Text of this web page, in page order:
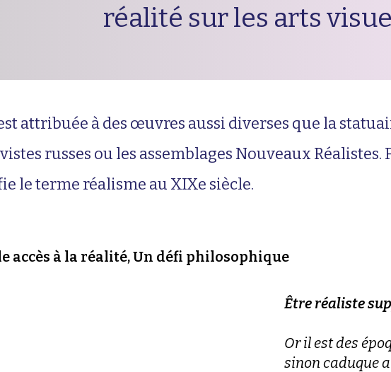
réalité sur les arts
attribuée à des œuvres aussi diverses que la
russes ou les assemblages Nouveaux Réalistes.
le terme réalisme au XIXe siècle.
Être réaliste
Or il est des
sinon caduque
accès à la réalité, Un défi philosophique